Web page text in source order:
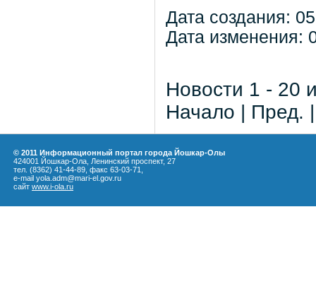
Дата создания:
Дата изменения:
Новости 1 - 20
Начало | Пред.
© 2011 Информационный портал города Йошкар-Олы
424001 Йошкар-Ола, Ленинский проспект, 27
тел. (8362) 41-44-89, факс 63-03-71,
e-mail yola.adm@mari-el.gov.ru
сайт www.i-ola.ru